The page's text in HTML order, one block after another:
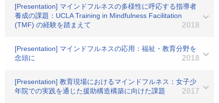
[Presentation] マインドフルネスの多様性に呼応する指導者
養成の課題：UCLA Training in Mindfulness Facilitation
(TMF) の経験を踏まえて
2018
[Presentation] マインドフルネスの応用：福祉・教育分野を
念頭に
2018
[Presentation] 教育現場におけるマインドフルネス：女子少
年院での実践を通じた援助構造構築に向けた課題
2017